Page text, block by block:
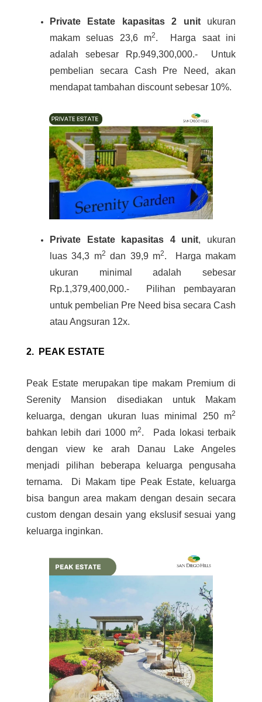
Private Estate kapasitas 2 unitukuran
makam seluas 23,6 m2. Harga saat ini
adalah sebesar Rp.949,300,000.- Untuk
pembelian secara Cash Pre Need, akan
mendapat tambahan discount sebesar 10%.
Private Estate kapasitas 4 unit, ukuran
luas 34,3 m2 dan 39,9 m2. Harga makam
ukuran minimal adalah sebesar
Rp.1,379,400,000.- Pilihan pembayaran
untuk pembelian Pre Need bisa secara Cash
atau Angsuran 12x.
2. PEAK ESTATE
Peak Estate merupakan tipe makam Premium di
Serenity Mansion disediakan untuk Makam
keluarga, dengan ukuran luas minimal 250 m2
bahkan lebih dari 1000 m2.
Pada lokasi terbaik
dengan view ke arah Danau Lake Angeles
menjadi pilihan beberapa keluarga pengusaha
ternama. Di Makam tipe Peak Estate, keluarga
bisa bangun area makam dengan desain secara
custom dengan desain yang ekslusif sesuai yang
keluarga inginkan.